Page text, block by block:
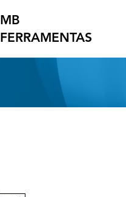
MB
FERRAMENTAS